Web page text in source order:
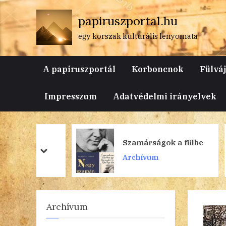
Skip
to
content
papiruszportal.hu
egy korszak kulturális lenyomata
A papiruszportál Korboncnok
Impresszum Adatvédelmi irányelvek
Szamárságok a fülbe
Archívum
prev
next
Archívum